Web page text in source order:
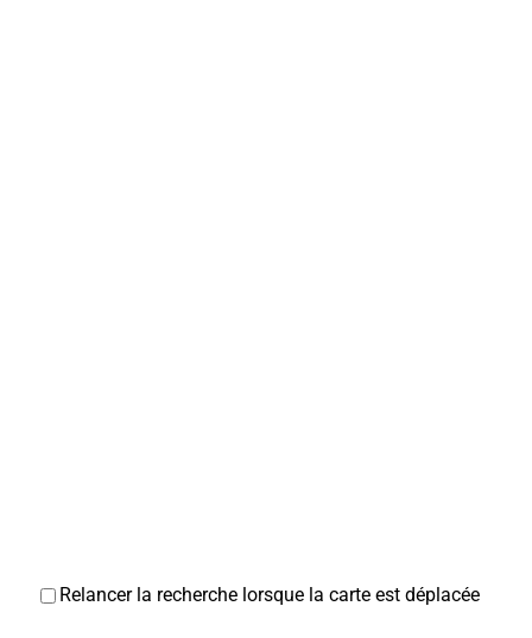
Relancer la recherche lorsque la carte est déplacée